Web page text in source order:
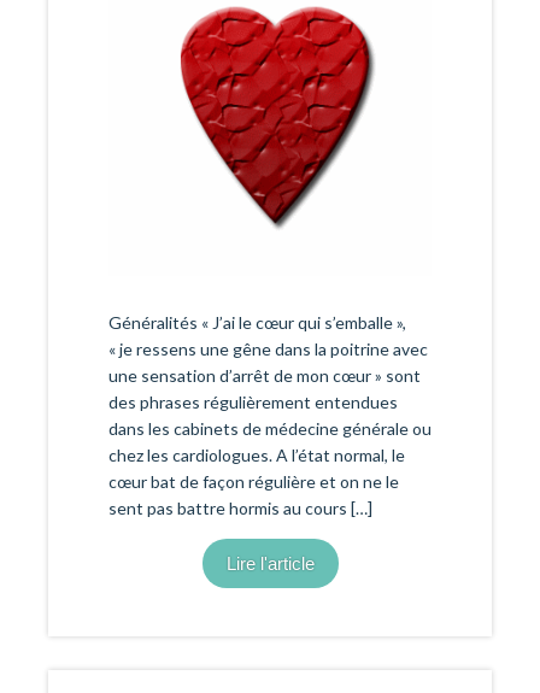
Généralités « J’ai le cœur qui s’emballe »,
« je ressens une gêne dans la poitrine avec
une sensation d’arrêt de mon cœur » sont
des phrases régulièrement entendues
dans les cabinets de médecine générale ou
chez les cardiologues. A l’état normal, le
cœur bat de façon régulière et on ne le
sent pas battre hormis au cours […]
Lire l'article